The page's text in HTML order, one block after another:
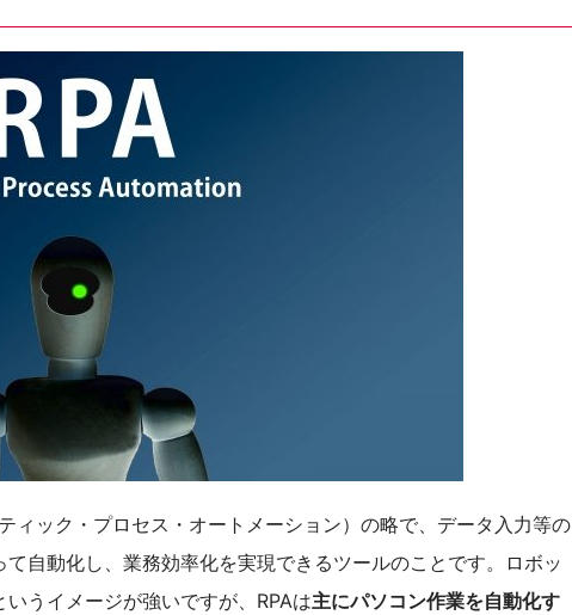
ック・プロセス・オートメーション）の略で、データ入力等の
自動化し、業務効率化を実現できるツールのことです。ロボッ
うイメージが強いですが、RPAは主にパソコン作業を自動化す